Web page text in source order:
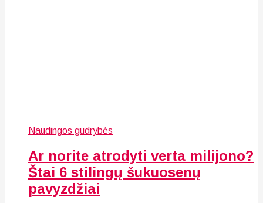
Naudingos gudrybės
Ar norite atrodyti verta milijono?
Štai 6 stilingų šukuosenų
pavyzdžiai